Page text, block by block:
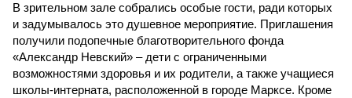
В зрительном зале собрались особые гости, ради которых
и задумывалось это душевное мероприятие. Приглашения
получили подопечные благотворительного фонда
«Александр Невский» – дети с ограниченными
возможностями здоровья и их родители, а также учащиеся
школы-интерната, расположенной в городе Марксе. Кроме